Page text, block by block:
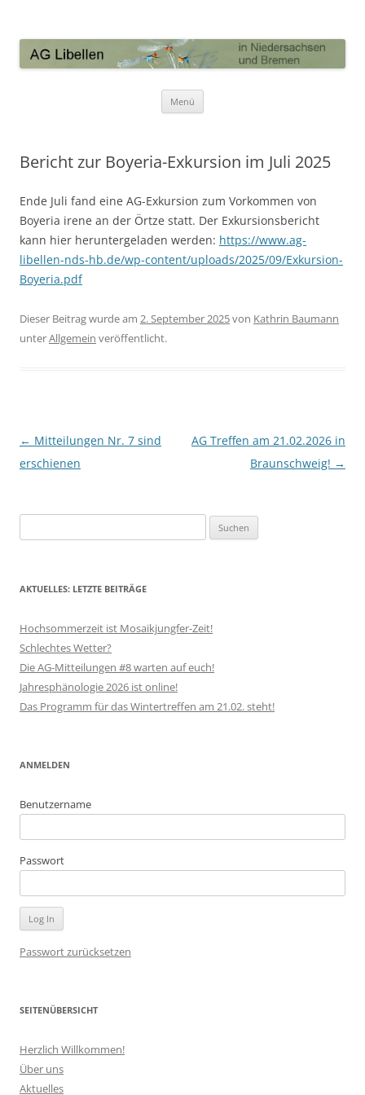
Bremen
Menü
Bericht zur Boyeria-Exkursion im Juli 2025
Ende Juli fand eine AG-Exkursion zum Vorkommen von
Boyeria irene an der Örtze statt. Der Exkursionsbericht
kann hier heruntergeladen werden: https://www.ag-
libellen-nds-hb.de/wp-content/uploads/2025/09/Exkursion-
Boyeria.pdf
Dieser Beitrag wurde am 2. September 2025von Kathrin Baumann
unterAllgemein veröffentlicht.
Beitragsnavigation
← Mitteilungen Nr. 7 sind
erschienen
AG Treffen am 21.02.2026 in
Braunschweig! →
nach:
AKTUELLES: LETZTE BEITRÄGE
Hochsommerzeit ist Mosaikjungfer-Zeit!
Schlechtes Wetter?
Die AG-Mitteilungen #8 warten auf euch!
Jahresphänologie 2026 ist online!
Das Programm für das Wintertreffen am 21.02. steht!
ANMELDEN
Benutzername
Passwort
Passwort zurücksetzen
SEITENÜBERSICHT
Herzlich Willkommen!
Über uns
Aktuelles